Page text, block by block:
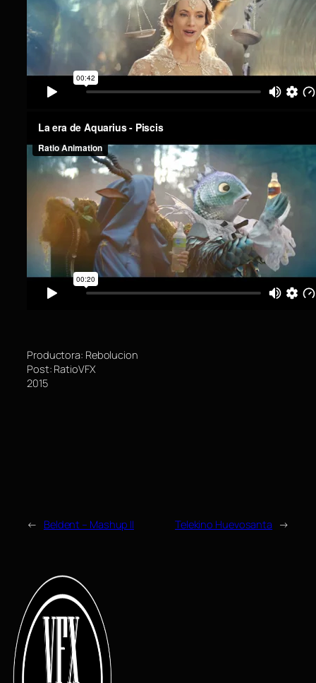
Productora: Rebolucion
Post: RatioVFX
2015
← Beldent – Mashup II Telekino Huevosanta →